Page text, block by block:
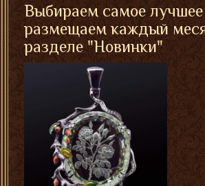
Выбираем самое
размещаем каждый
разделе "Новинки"